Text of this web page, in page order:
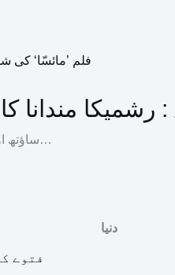
رشمیکا مندانا
ساؤتھ اور بالی ووڈ کی معروف اداکارہ رشمیکا مندانا نے شوٹنگ کے دوران لگنے والی…
دنیا